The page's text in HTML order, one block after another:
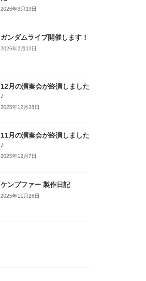
2026年3月19日
ガンダムライブ開催します！
2026年2月12日
12月の演奏会が終演しました
♪
2025年12月28日
11月の演奏会が終演しました
♪
2025年12月7日
ケンプファー 製作日記
2025年11月26日